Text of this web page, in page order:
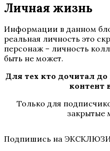
Личная жизнь
Информации в данном
реальная личность это
персонаж – личность
быть не может.
Для тех кто дочитал
контент
Только для
закрытые
Подпишись на